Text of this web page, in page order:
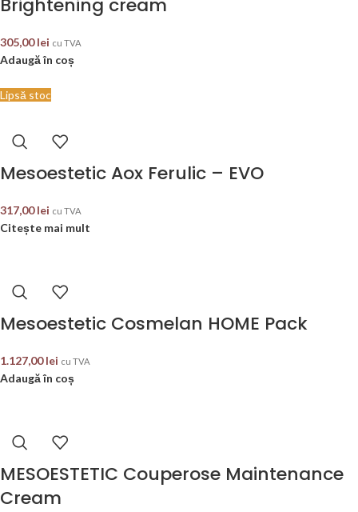
Brightening cream
305,00lei cu TVA
Adaugă în coș
Lipsă stoc
Mesoestetic Aox Ferulic – EVO
317,00lei cu TVA
Citește mai mult
Mesoestetic Cosmelan HOME Pack
1.127,00lei cu TVA
Adaugă în coș
MESOESTETIC Couperose Maintenance
Cream